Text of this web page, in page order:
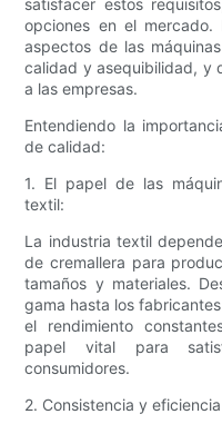
satisfacer estos
opciones en el mercado.
aspectos de las
calidad y asequibilidad, y
a las empresas.
Entendiendo la
de calidad:
1. El papel de las
textil:
La industria textil
de cremallera para
tamaños y materiales.
gama hasta los
el rendimiento
papel vital para
consumidores.
2. Consistencia y